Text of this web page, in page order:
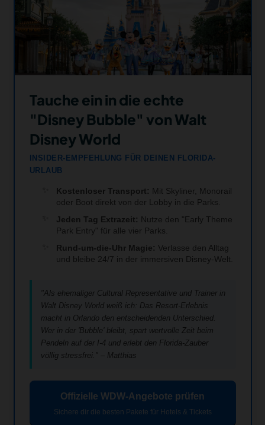
Tauche ein in die echte
"Disney Bubble" von Walt
Disney World
INSIDER-EMPFEHLUNG FÜR DEINEN FLORIDA-
URLAUB
Kostenloser Transport: Mit Skyliner, Monorail
oder Boot direkt von der Lobby in die Parks.
Jeden Tag Extrazeit: Nutze den "Early Theme
Park Entry" für alle vier Parks.
Rund-um-die-Uhr Magie: Verlasse den Alltag
und bleibe 24/7 in der immersiven Disney-Welt.
"Als ehemaliger Cultural Representative und Trainer in
Walt Disney World weiß ich: Das Resort-Erlebnis
macht in Orlando den entscheidenden Unterschied.
Wer in der 'Bubble' bleibt, spart wertvolle Zeit beim
Pendeln auf der I-4 und erlebt den Florida-Zauber
völlig stressfrei." – Matthias
Offizielle WDW-Angebote prüfen
Sichere dir die besten Pakete für Hotels & Tickets